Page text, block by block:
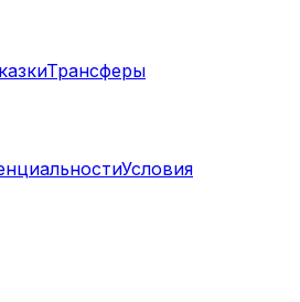
Трансферы
Условия